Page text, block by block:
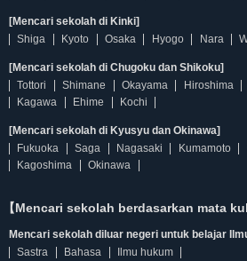
[Mencari sekolah di Kinki]
Shiga
Kyoto Osaka Hyogo Nara
[Mencari sekolah di Chugoku dan Shikoku]
Tottori
Shimane Okayama Hiroshima
Kagawa
Ehime Kochi
[Mencari sekolah di Kyusyu dan Okinawa]
Fukuoka
Saga Nagasaki Kumamoto
Kagoshima
Okinawa
【Mencari sekolah berdasarkan mata
Mencari sekolah diluar negeri untuk belajar
Sastra
Bahasa
Ilmu hukum